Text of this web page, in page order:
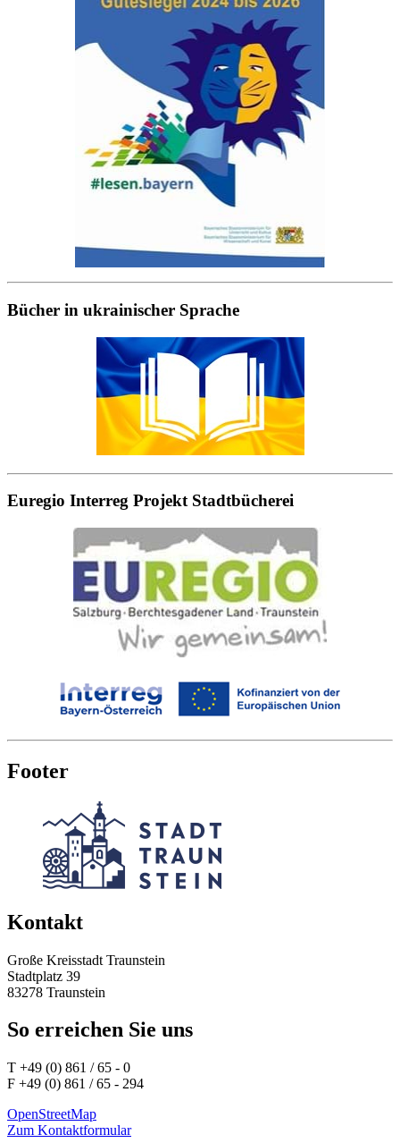
Bücher in ukrainischer Sprache
Euregio Interreg Projekt Stadtbücherei
Footer
Kontakt
Große Kreisstadt Traunstein
Stadtplatz 39
83278 Traunstein
So erreichen Sie uns
T +49 (0) 861 / 65 - 0
F +49 (0) 861 / 65 - 294
OpenStreetMap
Zum Kontaktformular